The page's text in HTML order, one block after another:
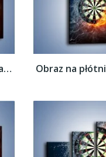
Obraz na płótnie – W sam środek tarczy –...